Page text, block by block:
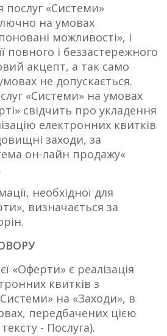
послуг «Системи»
на умовах
можливості», і
повного і беззастережного
акцепт, а так само
не допускається.
«Системи» на умовах
свідчить про укладення
електронних квитків
заходи, за
он-лайн продажу«
необхідної для
визначається за
«Оферти» є реалізація
квитків з
на «Заходи», в
передбачених цією
- Послуга).